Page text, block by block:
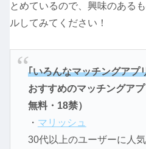
とめているので、興味のある
ルしてみてください！
｢いろんなマッチングアプ
おすすめのマッチングア
無料・18禁）
・ マリッシュ
30代以上のユーザーに人